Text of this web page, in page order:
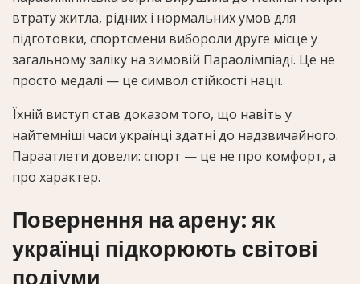
втрату житла, рідних і нормальних умов для
підготовки, спортсмени вибороли друге місце у
загальному заліку на зимовій Параолімпіаді. Це не
просто медалі — це символ стійкості нації.
Їхній виступ став доказом того, що навіть у
найтемніші часи українці здатні до надзвичайного.
Параатлети довели: спорт — це не про комфорт, а
про характер.
Повернення на арену: як
українці підкорюють світові
подіуми